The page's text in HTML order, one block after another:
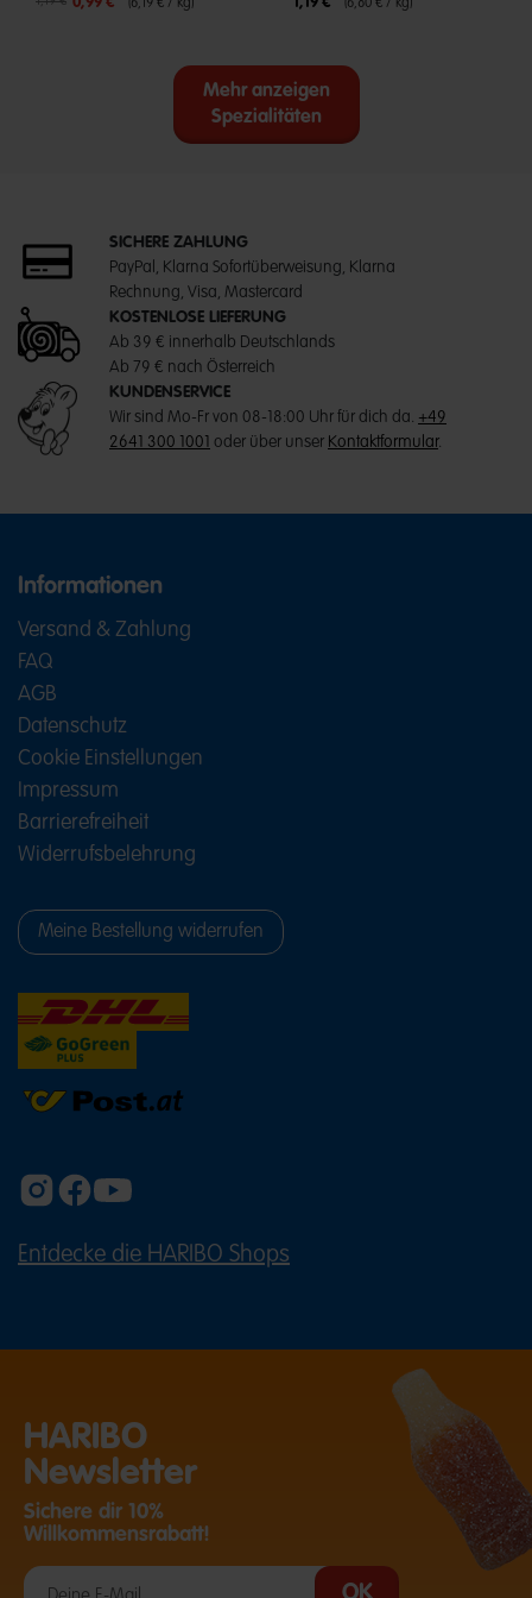
0,99 € (6,19 € / kg) 1,19 € (6,80 € / kg)
Mehr anzeigen
Spezialitäten
SICHERE ZAHLUNG
PayPal, Klarna Sofortüberweisung, Klarna
Rechnung, Visa, Mastercard
KOSTENLOSE LIEFERUNG
Ab 39 € innerhalb Deutschlands
Ab 79 € nach Österreich
KUNDENSERVICE
Wir sind Mo-Fr von 08-18:00 Uhr für dich da. +49
2641 300 1001
oder über unser Kontaktformular.
Informationen
Versand & Zahlung
FAQ
AGB
Datenschutz
Cookie Einstellungen
Impressum
Barrierefreiheit
Widerrufsbelehrung
Meine Bestellung widerrufen
Entdecke die HARIBO Shops
HARIBO
Newsletter
Sichere dir 10%
Willkommensrabatt!